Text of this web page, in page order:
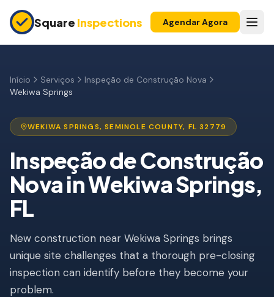
Square Inspections Agendar Agora
Inspeção Pré-Compra
Construção Nova
Garantia 11 Meses
Inspeção de Apartamento
Inspeção Pré-Listagem
Imóvel para Investimento
INSPEÇÕES DE SEGURO
Inspeção 4 Pontos
Mitigação de Vento
Início Serviços
Inspeção de Construção Nova
Wekiwa Springs
WEKIWA SPRINGS,SEMINOLE COUNTY, FL 32779
Inspeção de Construção
NovainWekiwa Springs,
FL
New construction near Wekiwa Springs brings
unique site challenges that a thorough pre-closing
inspection can identify before they become your
problem.